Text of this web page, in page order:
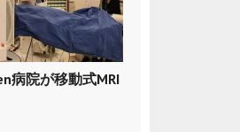
病院が移動式MRI